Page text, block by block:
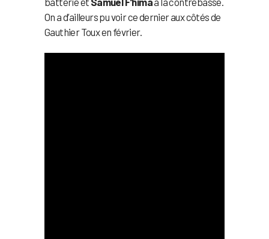
On a d’ailleurs pu voir ce dernier aux côtés de
Gauthier Toux en février.